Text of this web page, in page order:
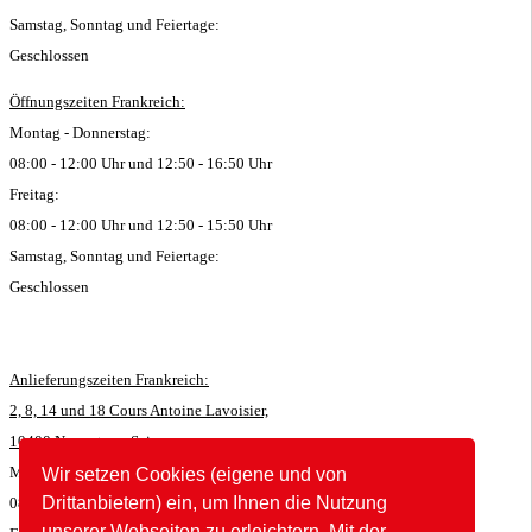
Wir setzen Cookies (eigene und von
Drittanbietern) ein, um Ihnen die Nutzung
Samstag, Sonntag und Feiertage:
Geschlossen
Öffnungszeiten Frankreich:
Montag - Donnerstag:
08:00 - 12:00 Uhr und 12:50 - 16:50 Uhr
Freitag:
08:00 - 12:00 Uhr und 12:50 - 15:50 Uhr
Samstag, Sonntag und Feiertage:
Geschlossen
Anlieferungszeiten Frankreich:
2, 8, 14 und 18 Cours Antoine Lavoisier,
10400 Nogent-sur-Seine:
Montag - Donnerstag:
08:00 - 11:45 Uhr und 12:50 - 16:35 Uhr